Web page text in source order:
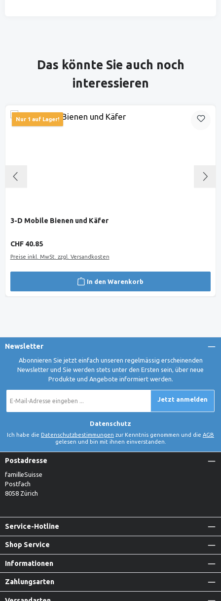
Produktgalerie überspringen
Das könnte Sie auch noch
interessieren
Nur 1 auf Lager!
3-D Mobile Bienen und Käfer
Regulärer Preis:
CHF 40.85
Preise inkl. MwSt. zzgl. Versandkosten
In den Warenkorb
Newsletter
Abonnieren Sie jetzt einfach unseren regelmässig erscheinenden
Newsletter und Sie werden stets unter den Ersten sein, über neue
Produkte und Angebote informiert werden.
Mail-
Jetzt anmelden
Datenschutz
Ich habe die Datenschutzbestimmungen zur Kenntnis genommen und die AGB
gelesen und bin mit ihnen einverstanden.
Postadresse
familleSuisse
Postfach
8058 Zürich
Service-Hotline
Shop Service
Informationen
Zahlungsarten